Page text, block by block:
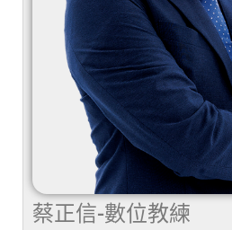
蔡正信-數位教練